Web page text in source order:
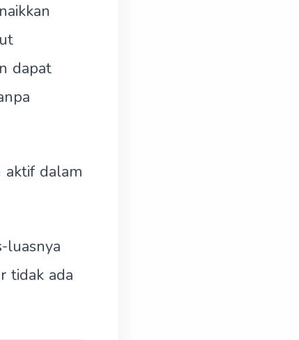
dapat
aktif dalam
luasnya
tidak ada